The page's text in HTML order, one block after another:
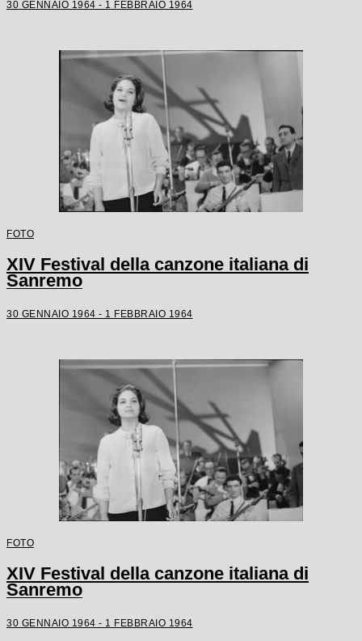
30 GENNAIO 1964 - 1 FEBBRAIO 1964
FOTO
XIV Festival della canzone italiana di
Sanremo
30 GENNAIO 1964 - 1 FEBBRAIO 1964
FOTO
XIV Festival della canzone italiana di
Sanremo
30 GENNAIO 1964 - 1 FEBBRAIO 1964